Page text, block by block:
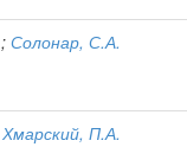
; Солонар, С.А.
Хмарский, П.А.